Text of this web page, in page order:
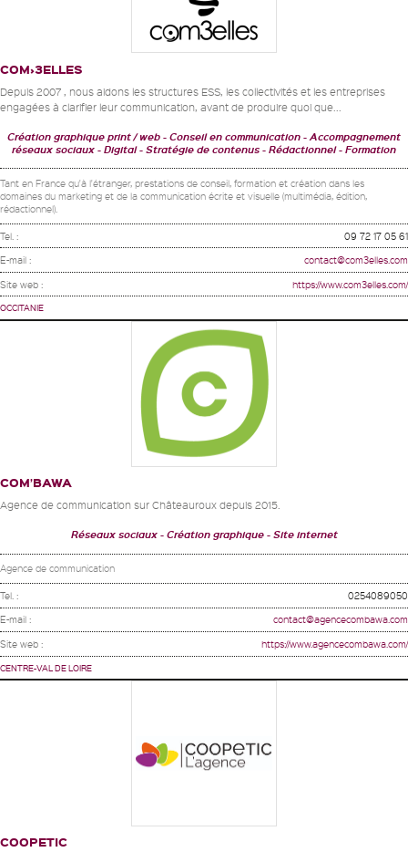
COM›3ELLES
Depuis 2007 , nous aidons les structures ESS, les collectivités et les entreprises
engagées à clarifier leur communication, avant de produire quoi que...
Création graphique print / web - Conseil en communication - Accompagnement
réseaux sociaux - Digital
Stratégie de contenus - Rédactionnel Formation
Tant en France qu'à l'étranger, prestations de conseil, formation et création dans les
domaines du marketing et de la communication écrite et visuelle (multimédia, édition,
rédactionnel).
Tel. : 09 72 17 05 61
E-mail : contact@com3elles.com
Site web : https://www.com3elles.com/
OCCITANIE
COM’BAWA
Agence de communication sur Châteauroux depuis 2015.
Réseaux sociaux Création graphique Site internet
Agence de communication
Tel. : 0254089050
E-mail : contact@agencecombawa.com
Site web : https://www.agencecombawa.com/
CENTRE-VAL DE LOIRE
COOPETIC